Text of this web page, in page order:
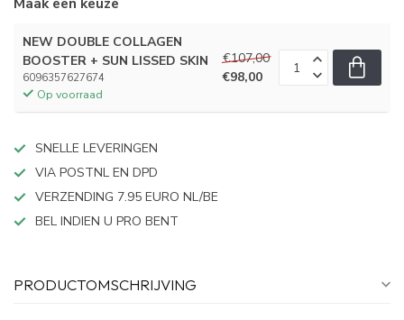
NEW DOUBLE COLLAGEN
BOOSTER + SUN LISSED SKIN
6096357627674
Op voorraad
€107,00
€98,00
SNELLE LEVERINGEN
VIA POSTNL EN DPD
VERZENDING 7.95 EURO NL/BE
BEL INDIEN U PRO BENT
PRODUCTOMSCHRIJVING